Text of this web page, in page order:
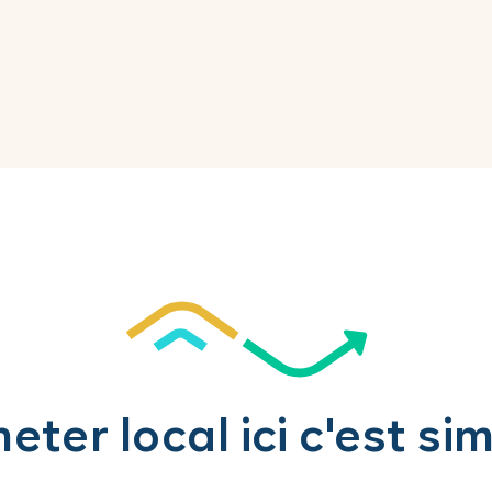
local ici c'est